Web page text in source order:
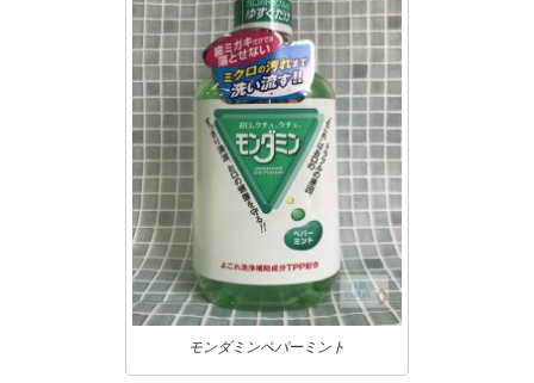
モンダミンペパーミント